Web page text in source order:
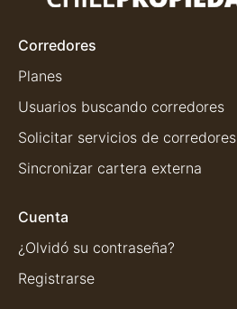
Corredores
Planes
Usuarios buscando corredores
Solicitar servicios de corredores
Sincronizar cartera externa
Cuenta
¿Olvidó su contraseña?
Registrarse